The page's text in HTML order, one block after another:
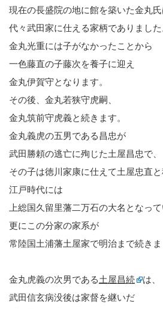
現在の長盛院の地に館を築いた金丸氏
代々武田家に仕える家柄でありました
金丸光重には子がなかったことから
一色藤直の子藤次を養子に迎え
金丸伊賀守となります。
その後、金丸若狭守虎嗣、
金丸筑前守虎義と続きます。
金丸義虎の五男である昌忠が
武田勝頼の逃亡に殉じた土屋昌忠で、
その子は徳川家康に仕えて土屋忠直と
江戸時代には
上総国久留里藩二万石の大名となって
更にこの分家の家系が
常陸国土浦藩土屋家で明治まで続きま
金丸虎義の次男である土屋昌続
は、
武田信玄病没後は家督を継いだ